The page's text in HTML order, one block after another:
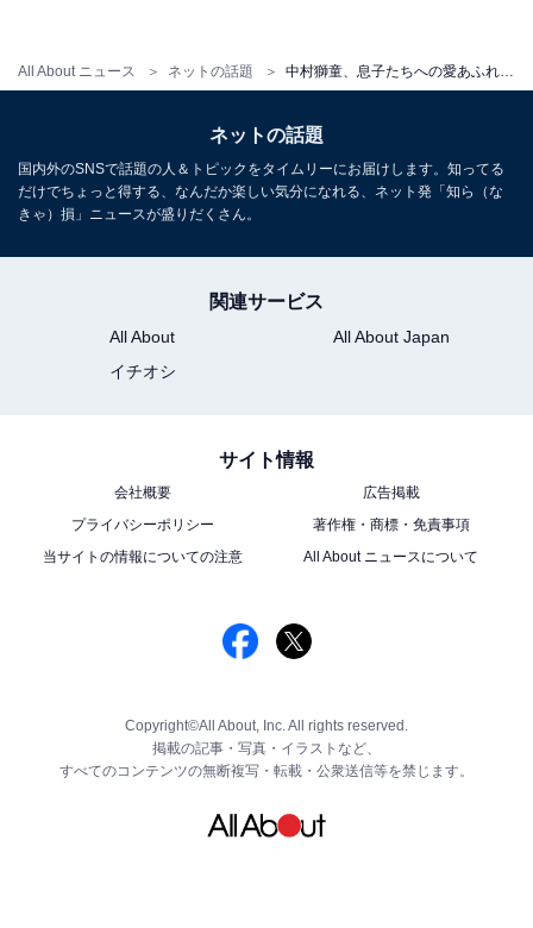
All About ニュース ネットの話題
ネットの話題
国内外のSNSで話題の人＆トピックをタイムリーにお届けします。知ってる
だけでちょっと得する、なんだか楽しい気分になれる、ネット発「知ら（な
きゃ）損」ニュースが盛りだくさん。
関連サービス
All About
All About Japan
イチオシ
サイト情報
会社概要
広告掲載
プライバシーポリシー
著作権・商標・免責事項
当サイトの情報についての注意
All About ニュースについて
Copyright©All About, Inc. All rights reserved.
掲載の記事・写真・イラストなど、
すべてのコンテンツの無断複写・転載・公衆送信等を禁じます。